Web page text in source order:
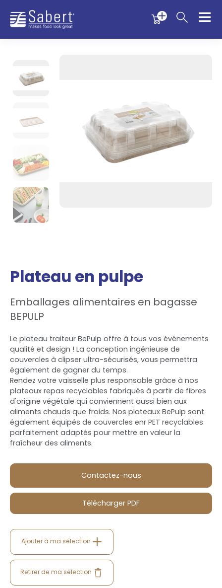
Menu
Sabert
Plateau en pulpe
Emballages alimentaires en bagasse
BEPULP
Le plateau traiteur BePulp offre à tous vos événements
qualité et design ! La conception ingénieuse de
couvercles à clipser ultra-sécurisés, vous permettra
également de gagner du temps.
Rendez votre vaisselle plus responsable grâce à nos
plateaux repas recyclables fabriqués à partir de fibres
d'origine végétale qui conviennent aussi bien aux
aliments chauds que froids. Nos plateaux BePulp sont
également équipés de couvercles enr PET recyclables
parfaitement adaptés pour mettre en valeur la
fraîcheur des aliments.
Contactez-nous
Télécharger PDF
Ajouter à ma sélection
Retirer de ma sélection